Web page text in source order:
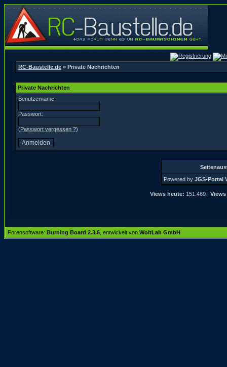
RC-Baustelle.de» Private Nachrichten
Private Nachrichten
Benutzername:
Passwort:
(Passwort vergessen ?)
Powered by JGS-Portal
Views heute: 151.469 |
Forensoftware: Burning Board 2.3.6 , entwickelt von WoltLab GmbH